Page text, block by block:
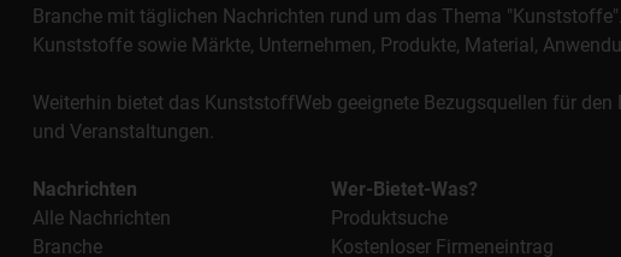
Branche mit täglichen Nachrichten rund um das Thema
Kunststoffe sowie Märkte, Unternehmen, Produkte, Material,
Weiterhin bietet das KunststoffWeb geeignete Bezugsquellen für
und Veranstaltungen.
Nachrichten
Alle Nachrichten
Branche
Wer-Bietet-Was?
Produktsuche
Kostenloser Firmeneintrag